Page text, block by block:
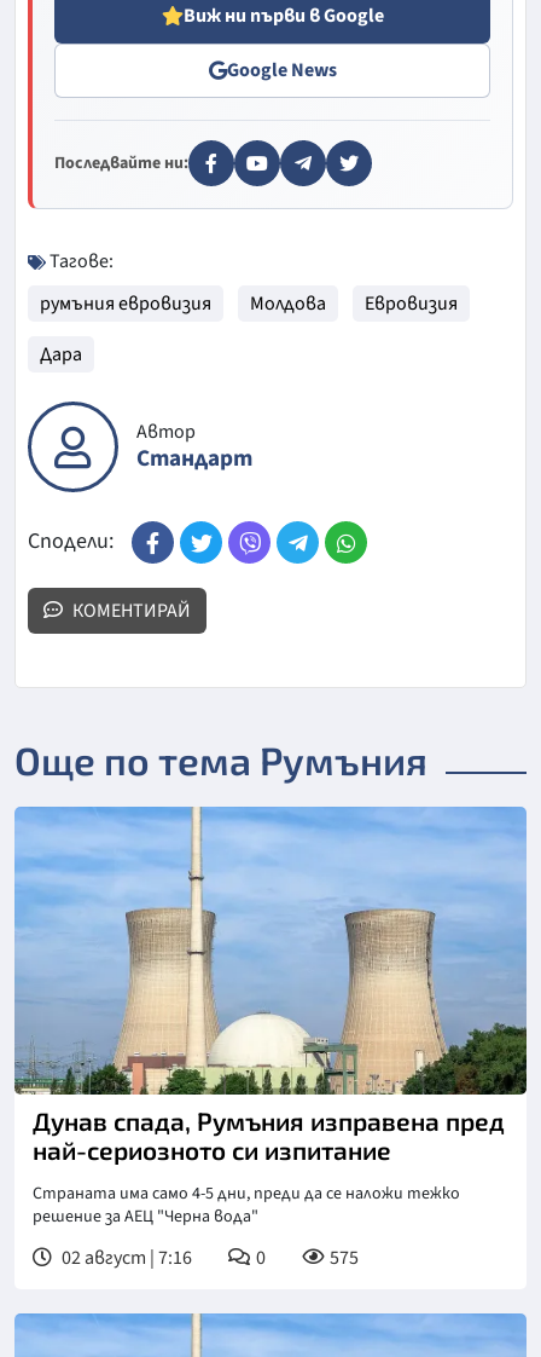
Виж ни първи в Google
Google News
Последвайте ни:
Тагове:
румъния евровизия
Молдова
Евровизия
Дара
Автор
Стандарт
Сподели:
КОМЕНТИРАЙ
Още по тема Румъния
Дунав спада, Румъния изправена пред
най-сериозното си изпитание
Страната има само 4-5 дни, преди да се наложи тежко
решение за АЕЦ "Черна вода"
02 август | 7:16 0 575